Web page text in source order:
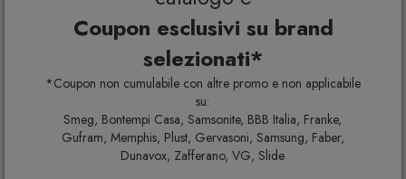
Coupon esclusivi su brand
selezionati*
*Coupon non cumulabile con altre promo e non applicabile
su:
Smeg, Bontempi Casa, Samsonite, BBB Italia, Franke,
Gufram, Memphis, Plust, Gervasoni, Samsung, Faber,
Dunavox, Zafferano, VG, Slide
Arredo bagno
BAGNI MODERNI